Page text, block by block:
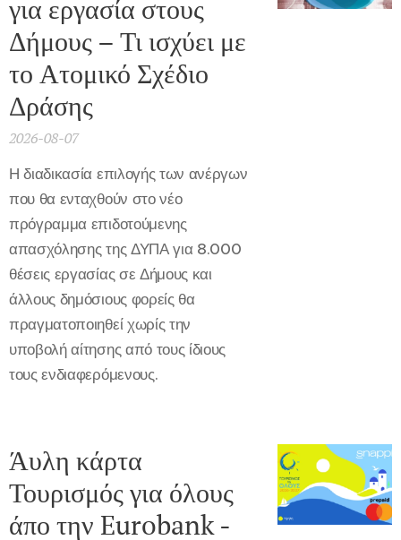
για εργασία στους
Δήμους – Τι ισχύει με
το Ατομικό Σχέδιο
Δράσης
2026-08-07
Η διαδικασία επιλογής των ανέργων
που θα ενταχθούν στο νέο
πρόγραμμα επιδοτούμενης
απασχόλησης της ΔΥΠΑ για 8.000
θέσεις εργασίας σε Δήμους και
άλλους δημόσιους φορείς θα
πραγματοποιηθεί χωρίς την
υποβολή αίτησης από τους ίδιους
τους ενδιαφερόμενους.
Άυλη κάρτα
Τουρισμός για όλους
άπο την Eurobank -